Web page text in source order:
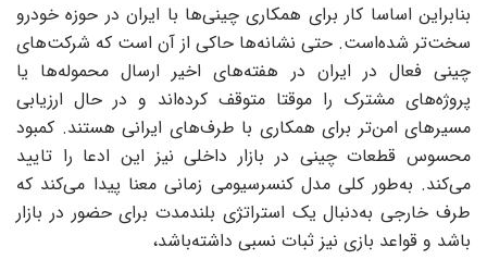
بنابراین اساسا کار برای همکاری چینی‌‌‌‌‌ها با ایران در حوزه خودرو
سخت‌تر شده‌است. حتی نشانه‌‌‌‌‌ها حاکی از آن است که شرکت‌های
چینی فعال در ایران در هفته‌های اخیر ارسال محموله‌‌‌‌‌ها یا
پروژه‌های مشترک را موقتا متوقف کرده‌اند و در حال ارزیابی
مسیرهای امن‌‌‌‌‌تر برای همکاری با طرف‌‌‌‌‌های ایرانی هستند. کمبود
محسوس قطعات چینی در بازار داخلی نیز این ادعا را تایید
می‌کند. به‌طور کلی مدل کنسرسیومی زمانی معنا پیدا می‌کند که
طرف خارجی به‌دنبال یک استراتژی بلندمدت برای حضور در بازار
باشد و قواعد بازی نیز ثبات نسبی داشته‌باشد،